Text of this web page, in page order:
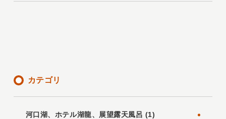
カテゴリ
河口湖、ホテル湖龍、展望露天風呂 (1)